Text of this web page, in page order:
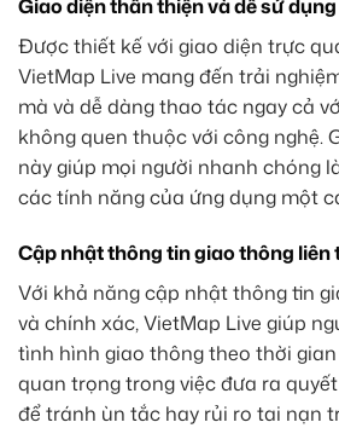
Giao diện thân thiện và dễ sử dụng
Được thiết kế với giao diện trực
VietMap Live mang đến trải
mà và dễ dàng thao tác ngay cả
không quen thuộc với công nghệ.
này giúp mọi người nhanh chóng
các tính năng của ứng dụng một
Cập nhật thông tin giao thông liên
Với khả năng cập nhật thông tin
và chính xác, VietMap Live giúp
tình hình giao thông theo thời
quan trọng trong việc đưa ra
để tránh ùn tắc hay rủi ro tai nạn